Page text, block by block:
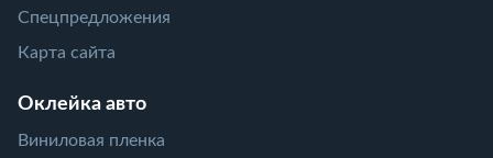
Спецпредложения
Карта сайта
Оклейка авто
Виниловая пленка